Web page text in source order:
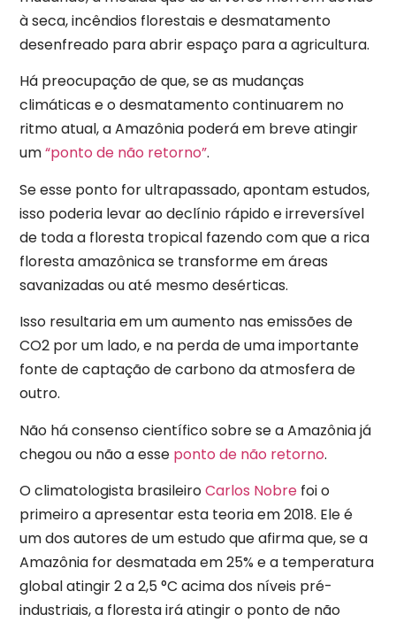
à seca, incêndios florestais e desmatamento
desenfreado para abrir espaço para a agricultura.
Há preocupação de que, se as mudanças
climáticas e o desmatamento continuarem no
ritmo atual, a Amazônia poderá em breve atingir
um“ponto de não retorno”.
Se esse ponto for ultrapassado, apontam estudos,
isso poderia levar ao declínio rápido e irreversível
de toda a floresta tropical fazendo com que a rica
floresta amazônica se transforme em áreas
savanizadas ou até mesmo desérticas.
Isso resultaria em um aumento nas emissões de
CO2 por um lado, e na perda de uma importante
fonte de captação de carbono da atmosfera de
outro.
Não há consenso científico sobre se a Amazônia já
chegou ou não a esse ponto de não retorno.
O climatologista brasileiroCarlos Nobre foi o
primeiro a apresentar esta teoria em 2018. Ele é
um dos autores de um estudo que afirma que, se a
Amazônia for desmatada em 25% e a temperatura
global atingir 2 a 2,5 °C acima dos níveis pré-
industriais, a floresta irá atingir o ponto de não